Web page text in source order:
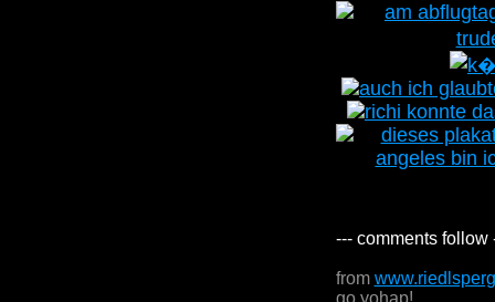
--- comments follow
from